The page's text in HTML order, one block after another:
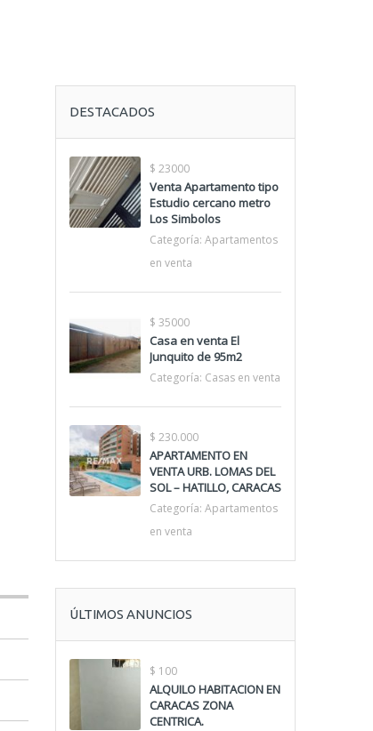
DESTACADOS
$ 23000
Venta Apartamento tipo
Estudio cercano metro
Los Simbolos
Categoría: Apartamentos
en venta
$ 35000
Casa en venta El
Junquito de 95m2
Categoría: Casas en venta
$ 230.000
APARTAMENTO EN
VENTA URB. LOMAS DEL
SOL – HATILLO, CARACAS
Categoría: Apartamentos
en venta
ÚLTIMOS ANUNCIOS
$ 100
ALQUILO HABITACION EN
CARACAS ZONA
CENTRICA.